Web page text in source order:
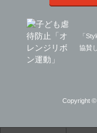
「
協賛
Copyright ©